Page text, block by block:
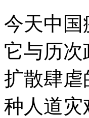
今天中
它与历
扩散肆虐
种人道